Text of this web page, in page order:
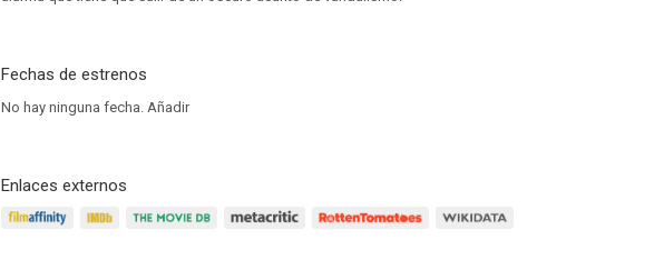
Fechas de estrenos
No hay ninguna fecha. Añadir
Enlaces externos